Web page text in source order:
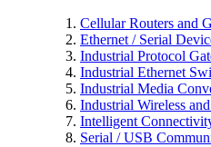
Cellular Routers and
Ethernet / Serial
Industrial Protocol
Industrial Ethernet
Industrial Media
Industrial Wireless
Intelligent
Serial / USB